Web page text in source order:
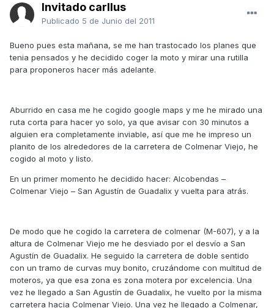
Invitado carllus
Publicado 5 de Junio del 2011
Bueno pues esta mañana, se me han trastocado los planes que
tenia pensados y he decidido coger la moto y mirar una rutilla
para proponeros hacer más adelante.
Aburrido en casa me he cogido google maps y me he mirado una
ruta corta para hacer yo solo, ya que avisar con 30 minutos a
alguien era completamente inviable, así que me he impreso un
planito de los alrededores de la carretera de Colmenar Viejo, he
cogido al moto y listo.
En un primer momento he decidido hacer: Alcobendas –
Colmenar Viejo – San Agustín de Guadalix y vuelta para atrás.
De modo que he cogido la carretera de colmenar (M-607), y a la
altura de Colmenar Viejo me he desviado por el desvío a San
Agustín de Guadalix. He seguido la carretera de doble sentido
con un tramo de curvas muy bonito, cruzándome con multitud de
moteros, ya que esa zona es zona motera por excelencia. Una
vez he llegado a San Agustín de Guadalix, he vuelto por la misma
carretera hacia Colmenar Viejo. Una vez he llegado a Colmenar,